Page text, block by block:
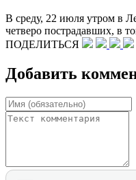
В среду, 22 июля утром в
четверо пострадавших, в
ПОДЕЛИТЬСЯ
Добавить